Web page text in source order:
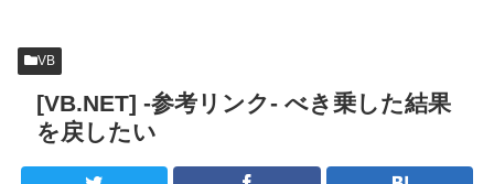
VB
[VB.NET] -参考リンク- べき乗した結果
を戻したい